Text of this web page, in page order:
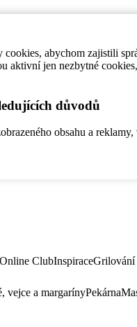
abychom zajistili
aktivní jen nezbytné
důvodů
obsahu a
Online ClubInspiraceGrilování
vejce a margarínyPekárna